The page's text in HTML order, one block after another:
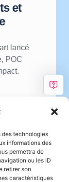
des technologies
informations des
permettra de
ou les ID
retirer son
caractéristiques
et
lancé
POC